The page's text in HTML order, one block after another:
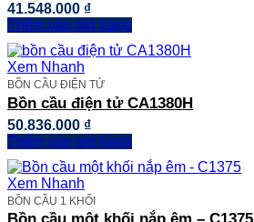
41.548.000 ₫
Thêm vào giỏ hàng
Xem Nhanh
BỒN CẦU ĐIỆN TỬ
Bồn cầu điện tử CA1380H
50.836.000 ₫
Thêm vào giỏ hàng
Xem Nhanh
BỒN CẦU 1 KHỐI